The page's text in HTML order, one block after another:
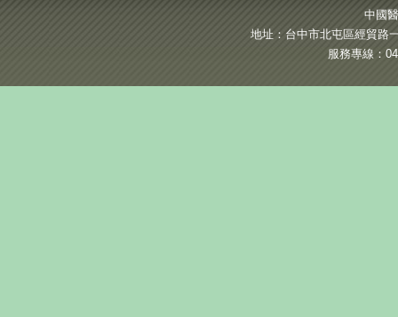
中國
地址：台中市北屯區經貿路
服務專線：